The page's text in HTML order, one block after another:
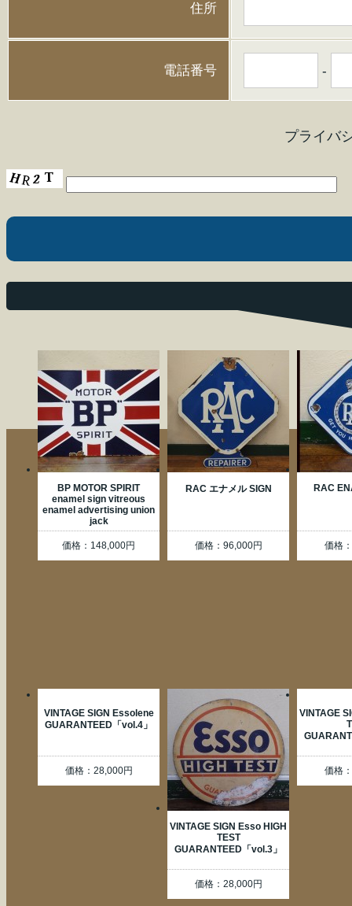
住所
電話番号 -
プライバ
BP MOTOR SPIRIT
enamel sign vitreous
enamel advertising union
jack
価格：148,000円
RAC エナメル SIGN
価格：96,000円
RAC
価格
VINTAGE SIGN Essolene
GUARANTEED「vol.4」
価格：28,000円
VINTAGE SIGN Esso HIGH
TEST
GUARANTEED「vol.3」
価格：28,000円
VINTAGE
価格